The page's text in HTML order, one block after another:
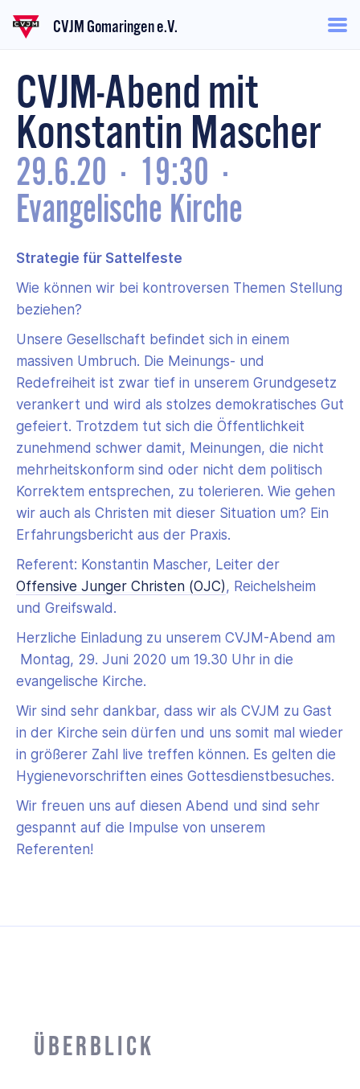
CVJM Gomaringen e.V.
CVJM-Abend mit
Konstantin Mascher
29.6.20 · 19:30 ·
Evangelische Kirche
Strategie für Sattelfeste
Wie können wir bei kontroversen Themen Stellung
beziehen?
Unsere Gesellschaft befindet sich in einem
massiven Umbruch. Die Meinungs- und
Redefreiheit ist zwar tief in unserem Grundgesetz
verankert und wird als stolzes demokratisches Gut
gefeiert. Trotzdem tut sich die Öffentlichkeit
zunehmend schwer damit, Meinungen, die nicht
mehrheitskonform sind oder nicht dem politisch
Korrektem entsprechen, zu tolerieren. Wie gehen
wir auch als Christen mit dieser Situation um? Ein
Erfahrungsbericht aus der Praxis.
Referent: Konstantin Mascher, Leiter der
Offensive Junger Christen (OJC), Reichelsheim
und Greifswald.
Herzliche Einladung zu unserem CVJM-Abend am
Montag, 29. Juni 2020 um 19.30 Uhr in die
evangelische Kirche.
Wir sind sehr dankbar, dass wir als CVJM zu Gast
in der Kirche sein dürfen und uns somit mal wieder
in größerer Zahl live treffen können. Es gelten die
Hygienevorschriften eines Gottesdienstbesuches.
Wir freuen uns auf diesen Abend und sind sehr
gespannt auf die Impulse von unserem
Referenten!
Überblick